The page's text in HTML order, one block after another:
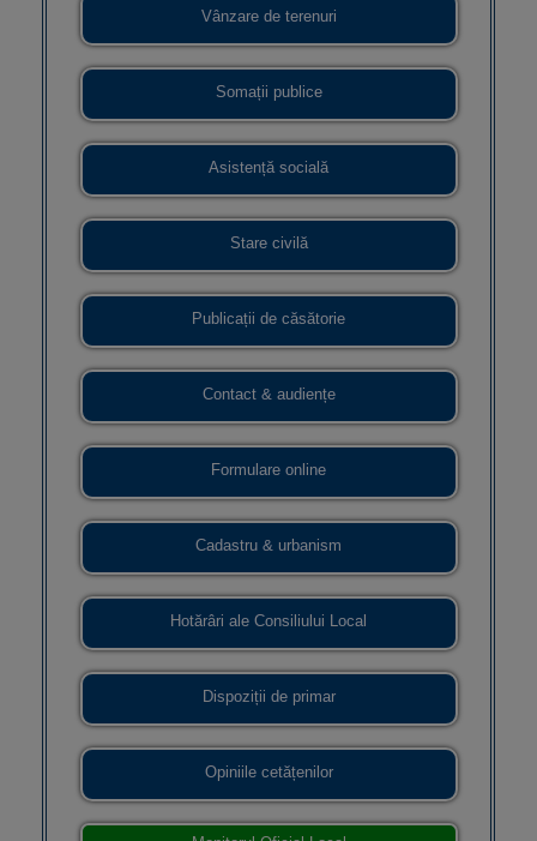
Vânzare de terenuri
Somații publice
Asistență socială
Stare civilă
Publicații de căsătorie
Contact & audiențe
Formulare online
Cadastru & urbanism
Hotărâri ale Consiliului Local
Dispoziții de primar
Opiniile cetățenilor